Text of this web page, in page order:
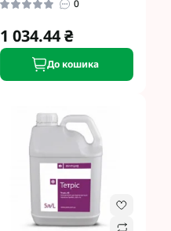
0
1 034.44 ₴
До кошика